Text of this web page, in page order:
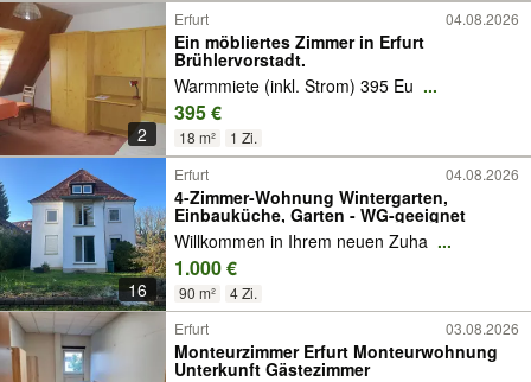
2
Erfurt 04.08.2026
Ein möbliertes Zimmer in Erfurt
Brühlervorstadt.
Warmmiete (inkl. Strom) 395 Eu ...
395 €
18 m² 1 Zi.
16
Erfurt 04.08.2026
4-Zimmer-Wohnung Wintergarten,
Einbauküche, Garten - WG-geeignet
Willkommen in Ihrem neuen Zuha ...
1.000 €
90 m² 4 Zi.
Erfurt 03.08.2026
Monteurzimmer Erfurt Monteurwohnung
Unterkunft Gästezimmer